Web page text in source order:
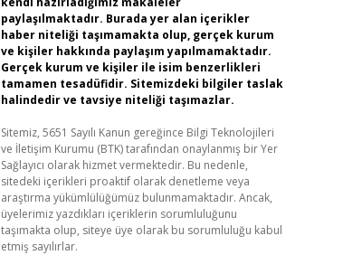
paylaşılmaktadır. Burada yer alan içerikler
haber niteliği taşımamakta olup, gerçek kurum
ve kişiler hakkında paylaşım yapılmamaktadır.
Gerçek kurum ve kişiler ile isim benzerlikleri
tamamen tesadüfidir. Sitemizdeki bilgiler taslak
halindedir ve tavsiye niteliği taşımazlar.
Sitemiz, 5651 Sayılı Kanun gereğince Bilgi Teknolojileri
ve İletişim Kurumu (BTK) tarafından onaylanmış bir Yer
Sağlayıcı olarak hizmet vermektedir. Bu nedenle,
sitedeki içerikleri proaktif olarak denetleme veya
araştırma yükümlülüğümüz bulunmamaktadır. Ancak,
üyelerimiz yazdıkları içeriklerin sorumluluğunu
taşımakta olup, siteye üye olarak bu sorumluluğu kabul
etmiş sayılırlar.